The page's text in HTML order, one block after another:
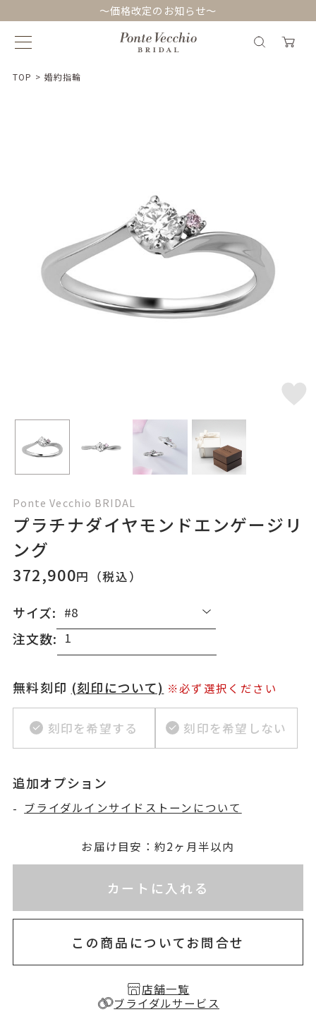
～価格改定のお知らせ～
TOP > 婚約指輪
Ponte Vecchio BRIDAL
プラチナダイヤモンドエンゲージリ
ング
372,900円（税込）
サイズ:
注文数:
無料刻印 (刻印について) ※必ず選択ください
刻印を希望する 刻印を希望しない
追加オプション
- ブライダルインサイドストーンについて
お届け目安：約2ヶ月半以内
カートに入れる
この商品についてお問合せ
店舗一覧
ブライダルサービス